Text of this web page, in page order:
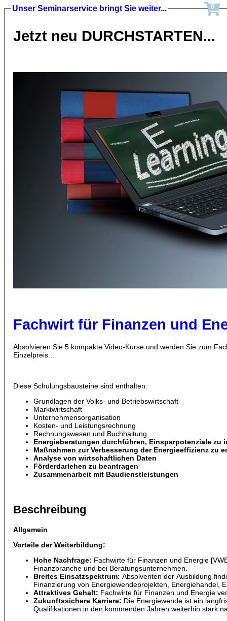
Unser Seminarservice bringt Sie weiter...
Jetzt neu DURCHSTARTEN...
Fachwirt für Finanzen und
Absolvieren Sie 5 kompakte Video-Kurse und werden Sie zum
Einzelpreis...
Diese Schulungsbausteine sind enthalten:
Grundlagen der Volks- und Betriebswirtschaft
Marktwirtschaft
Unternehmensorganisation
Kosten- und Leistungsrechnung
Rechnungswesen und Buchhaltung
Energieberatungen durchführen, Einsparpotenziale zu
Maßnahmen zur Verbesserung der Energieeffizienz zu
Analyse von wirtschaftlichen Daten
Förderdarlehen zu beantragen
Zusammenarbeit mit Baudienstleistungen
Beschreibung
Allgemein
Vorteile der Weiterbildung:
Hohe Nachfrage: Fachwirte für Finanzen und Energie
Finanzbranche und bei Beratungsunternehmen.
Breites Einsatzspektrum: Absolventen der Ausbildung
Finanzierung von Energiewendeprojekten, Energiehandel,
Attraktives Gehalt: Fachwirte für Finanzen und Energie
Zukunftssichere Karriere: Die Energiewende ist ein
Qualifikationen in den kommenden Jahren weiterhin stark
0